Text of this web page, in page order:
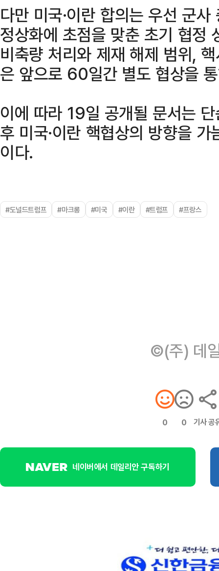
다만 미국·이란 합의는 우선 군
정상화에 초점을 맞춘 초기 협정
비축량 처리와 제재 해제 범위,
은 앞으로 60일간 별도 협상을
이에 따라 19일 공개될 문서는
후 미국·이란 핵협상의 방향을
이다.
#도널드트럼프 #마크롱 #미국 #이란 #트럼프 #프랑스
©(주) 데
0 0 기사 공
네이버에서 데일리안 구독하기